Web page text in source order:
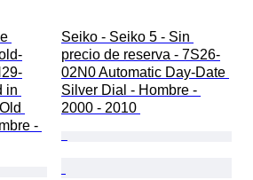
in
-
Seiko - Seiko 5 - Sin
precio de reserva - 7S26-
02N0 Automatic Day-Date
Silver Dial - Hombre -
2000 - 2010